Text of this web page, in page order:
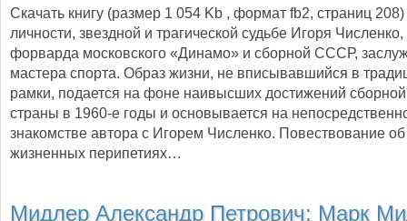
Скачать книгу (размер 1 054 Kb , формат fb2, страниц 208
личности, звездной и трагической судьбе Игоря
форварда московского «Динамо» и сборной СССР,
мастера спорта. Образ жизни, не вписывавшийся в
рамки, подается на фоне наивысших достижений
страны в 1960-е годы и основывается на
знакомстве автора с Игорем Численко. Повествование об
жизненных перипетиях…
Мидлер Александр Петрович: Марк